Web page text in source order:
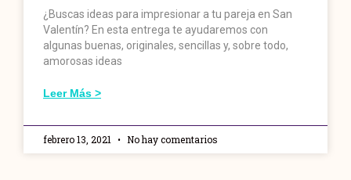
¿Buscas ideas para impresionar a tu pareja en San
Valentín? En esta entrega te ayudaremos con
algunas buenas, originales, sencillas y, sobre todo,
amorosas ideas
Leer Más >
febrero 13, 2021 No hay comentarios